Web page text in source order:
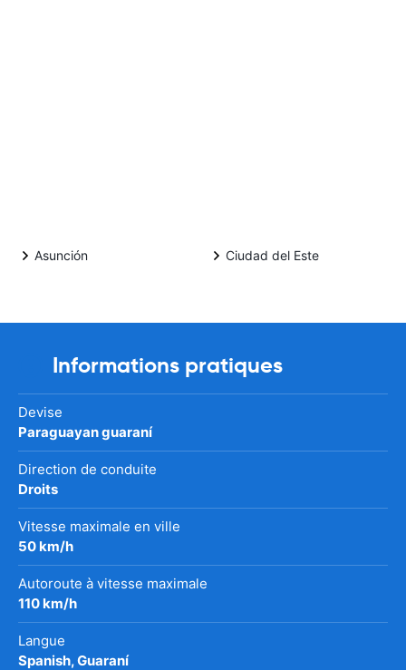
Asunción Ciudad del Este
Informations pratiques
Devise
Paraguayan guaraní
Direction de conduite
Droits
Vitesse maximale en ville
50 km/h
Autoroute à vitesse maximale
110 km/h
Langue
Spanish, Guaraní